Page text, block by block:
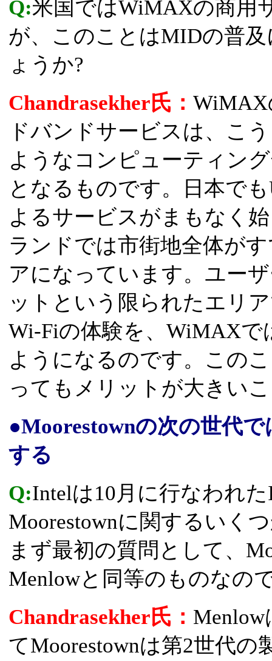
Q:米国ではWiMAXの商用
が、このことはMIDの普
ょうか?
Chandrasekher氏：
ドバンドサービスは、こ
ようなコンピューティン
となるものです。日本で
よるサービスがまもなく
ランドでは市街地全体が
アになっています。ユー
ットという限られたエリ
Wi-Fiの体験を、WiMAX
ようになるのです。この
ってもメリットが大きい
●Moorestownの次の世代
する
Q:Intelは10月に行なわれ
Moorestownに関するいく
まず最初の質問として、
Menlowと同等のものなの
Chandrasekher氏：
てMoorestownは第2世代